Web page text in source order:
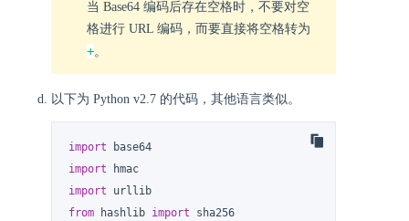
当 Base64 编码后存在空格时，不要对空
格进行 URL 编码，而要直接将空格转为
+。
以下为 Python v2.7 的代码，其他语言类似。
import
import
import
from hashlib import sha256